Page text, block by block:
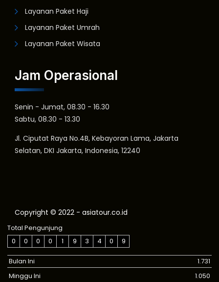
Layanan Paket Haji
Layanan Paket Umrah
Layanan Paket Wisata
Jam Operasional
Senin - Jumat, 08.30 - 16.30
Sabtu, 08.30 - 13.30
Jl. Ciputat Raya No.4B, Kebayoran Lama, Jakarta
Selatan, DKI Jakarta, Indonesia, 12240
Copyright © 2022 - asiatour.co.id
Total Pengunjung
0
0 0 0 1 9 3 4 0 9
Bulan Ini
1.731
Minggu Ini
1.050